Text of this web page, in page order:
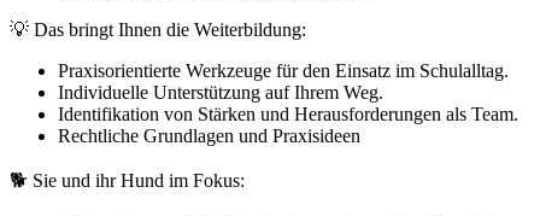
💡 Das bringt Ihnen die Weiterbildung:
Praxisorientierte Werkzeuge für den Einsatz im Schulalltag.
Individuelle Unterstützung auf Ihrem Weg.
Identifikation von Stärken und Herausforderungen als Team.
Rechtliche Grundlagen und Praxisideen
🐕 Sie und ihr Hund im Fokus: